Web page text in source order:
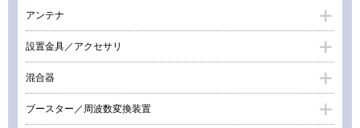
アンテナ
設置金具／アクセサリ
混合器
ブースター／周波数変換装置